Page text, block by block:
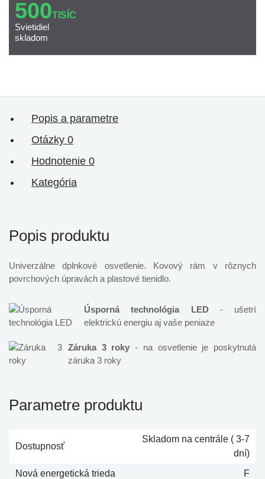
500TISÍC
Svietidiel
skladom
Popis a parametre
Otázky 0
Hodnotenie 0
Kategória
Popis produktu
Univerzálne dplnkové osvetlenie. Kovový rám v rôznych
povrchových úpravách a plastové tienidlo.
Úsporná technológia LED- ušetrí
elektrickú energiu aj vaše peniaze
Záruka 3 roky - na osvetlenie je poskytnutá
záruka 3 roky
Parametre produktu
Dostupnosť
Skladom na centrále ( 3-7
dní)
Nová energetická trieda
F